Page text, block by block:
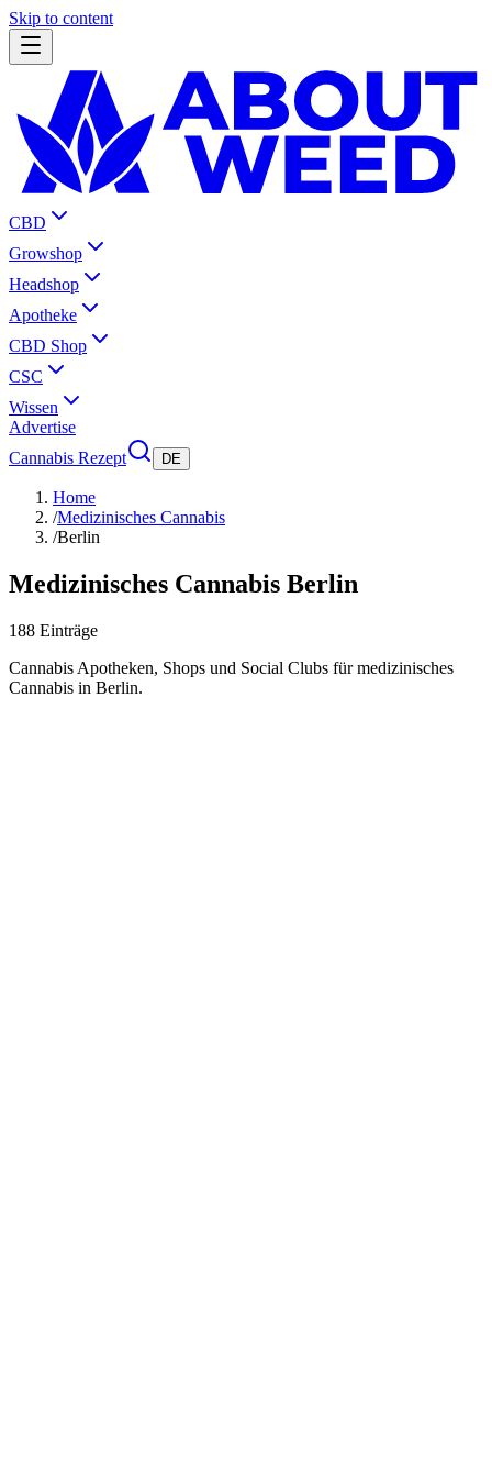
Skip to content
CBD
Growshop
Headshop
Apotheke
CBD Shop
CSC
Wissen
Advertise
Cannabis Rezept
DE
Home
/Medizinisches Cannabis
/Berlin
Medizinisches Cannabis Berlin
188 Einträge
Cannabis Apotheken, Shops und Social Clubs für medizinisches
Cannabis in Berlin.